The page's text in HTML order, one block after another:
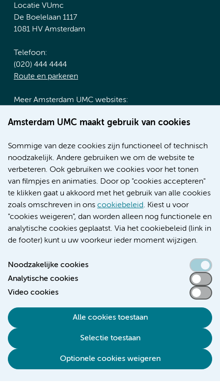
Amsterdam UMC maakt gebruik van cookies
Sommige van deze cookies zijn functioneel of technisch
noodzakelijk. Andere gebruiken we om de website te
verbeteren. Ook gebruiken we cookies voor het tonen
van filmpjes en animaties. Door op "cookies accepteren"
te klikken gaat u akkoord met het gebruik van alle cookies
zoals omschreven in ons cookiebeleid. Kiest u voor
"cookies weigeren", dan worden alleen nog functionele en
analytische cookies geplaatst. Via het cookiebeleid (link in
de footer) kunt u uw voorkeur ieder moment wijzigen.
Noodzakelijke cookies
Analytische cookies
Video cookies
Alle cookies toestaan
Selectie toestaan
Optionele cookies weigeren
Locatie VUmc
De Boelelaan 1117
1081 HV Amsterdam
Telefoon:
(020) 444 4444
Route en parkeren
Meer Amsterdam UMC websites:
Werken bij Amsterdam UMC
Nieuws
Research
Educatie locatie AMC
Educatie locatie VUmc
Verwijzen & diagnostiek
Toegankelijkheidsverklaring
Responsible disclosure